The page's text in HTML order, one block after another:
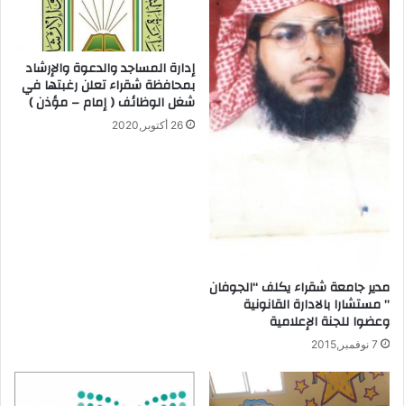
مدير جامعة شقراء يكلف “الجوفان
” مستشارا بالادارة القانونية
وعضوا للجنة الإعلامية
7 نوفمبر,2015
إدارة المساجد والدعوة والإرشاد
بمحافظة شقراء تعلن رغبتها في
شغل الوظائف ( إمام – مؤذن )
26 أكتوبر,2020